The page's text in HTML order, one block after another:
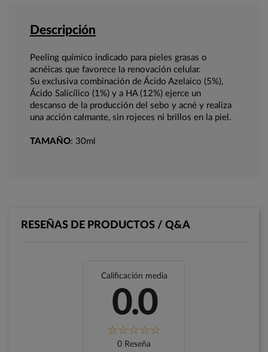
Descripción
Peeling químico indicado para pieles grasas o
acnéicas que favorece la renovación celular.
Su exclusiva combinación de Ácido Azelaico (5%),
Ácido Salicílico (1%) y a HA (12%) ejerce un
descanso de la producción del sebo y acné y realiza
una acción calmante, sin rojeces ni brillos en la piel.
TAMAÑO: 30ml
RESEÑAS DE PRODUCTOS / Q&A
Calificación media
0.0
0 Reseña